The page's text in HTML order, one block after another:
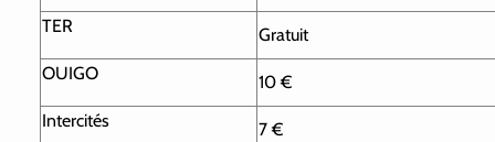
TER
Gratuit
OUIGO
10 €
Intercités
7 €